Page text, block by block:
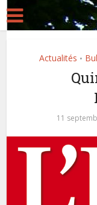
Actualités •
11